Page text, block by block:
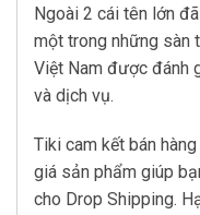
Ngoài 2 cái tên lớn
một trong những sàn
Việt Nam được đánh
và dịch vụ.
Tiki cam kết bán
giá sản phẩm giúp
cho Drop Shipping.